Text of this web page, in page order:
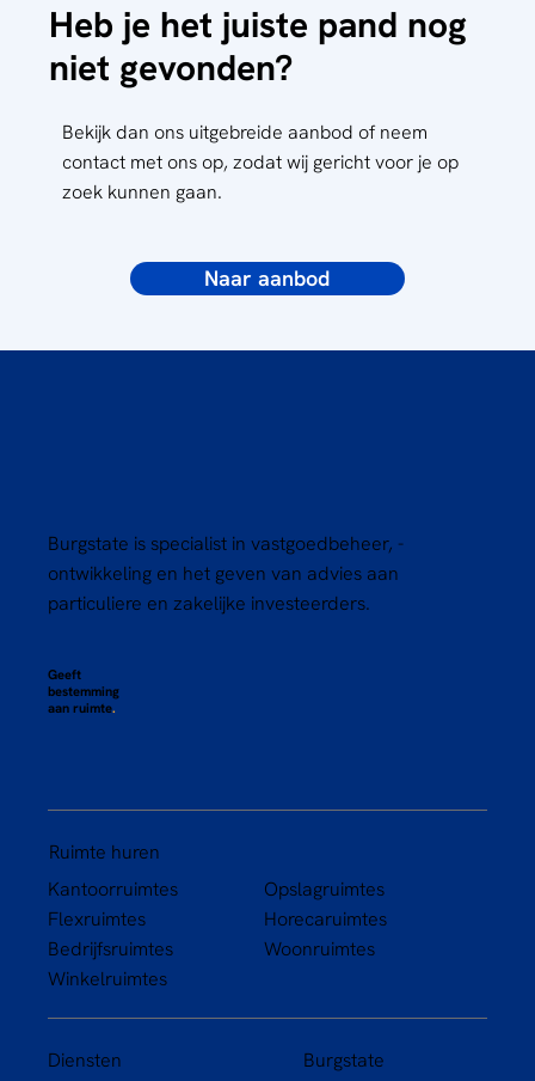
Heb je het juiste pand nog
niet gevonden?
Bekijk dan ons uitgebreide aanbod of neem
contact met ons op, zodat wij gericht voor je op
zoek kunnen gaan.
Naar aanbod
Burgstate is specialist in vastgoedbeheer, -
ontwikkeling en het geven van advies aan
particuliere en zakelijke investeerders.
Geeft
bestemming
aan ruimte.
Ruimte huren
Kantoorruimtes
Flexruimtes
Bedrijfsruimtes
Winkelruimtes
Opslagruimtes
Horecaruimtes
Woonruimtes
Diensten Burgstate